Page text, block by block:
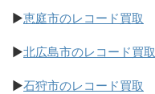
▶恵庭市のレコード買取
▶北広島市のレコード買取
▶石狩市のレコード買取